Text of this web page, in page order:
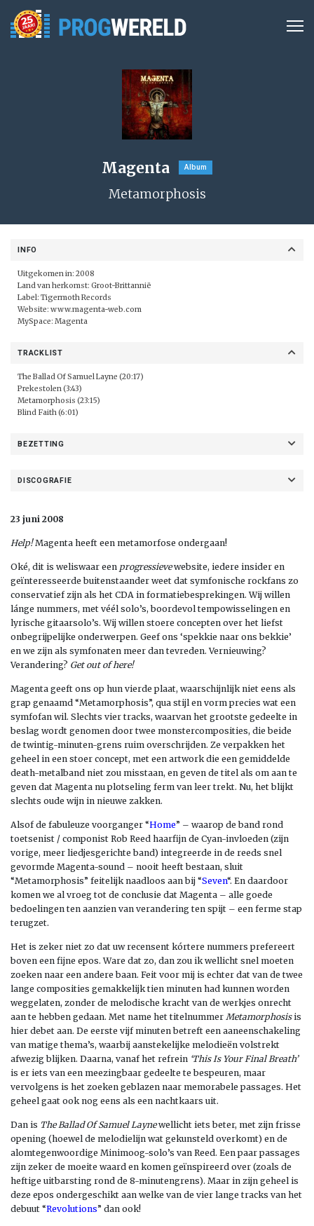
Magenta Album
Metamorphosis
INFO
Uitgekomen in: 2008
Land van herkomst: Groot-Brittannië
Label: Tigermoth Records
Website: www.magenta-web.com
MySpace: Magenta
TRACKLIST
The Ballad Of Samuel Layne (20:17)
Prekestolen (3:43)
Metamorphosis (23:15)
Blind Faith (6:01)
BEZETTING
DISCOGRAFIE
23 juni 2008
Help!Magenta heeft een metamorfose ondergaan!
Oké, dit is weliswaar een progressievewebsite, iedere insider en
geïnteresseerde buitenstaander weet dat symfonische rockfans zo
conservatief zijn als het CDA in formatiebesprekingen. Wij willen
lánge nummers, met véél solo’s, boordevol tempowisselingen en
lyrische gitaarsolo’s. Wij willen stoere concepten over het liefst
onbegrijpelijke onderwerpen. Geef ons ‘spekkie naar ons bekkie’
en we zijn als symfonaten meer dan tevreden. Vernieuwing?
Verandering? Get out of here!
Magenta geeft ons op hun vierde plaat, waarschijnlijk niet eens als
grap genaamd “Metamorphosis”, qua stijl en vorm precies wat een
symfofan wil. Slechts vier tracks, waarvan het grootste gedeelte in
beslag wordt genomen door twee monstercomposities, die beide
de twintig-minuten-grens ruim overschrijden. Ze verpakken het
geheel in een stoer concept, met een artwork die een gemiddelde
death-metalband niet zou misstaan, en geven de titel als om aan te
geven dat Magenta nu plotseling ferm van leer trekt. Nu, het blijkt
slechts oude wijn in nieuwe zakken.
Alsof de fabuleuze voorganger “Home” – waarop de band rond
toetsenist / componist Rob Reed haarfijn de Cyan-invloeden (zijn
vorige, meer liedjesgerichte band) integreerde in de reeds snel
gevormde Magenta-sound – nooit heeft bestaan, sluit
“Metamorphosis” feitelijk naadloos aan bij “Seven“. En daardoor
komen we al vroeg tot de conclusie dat Magenta – alle goede
bedoelingen ten aanzien van verandering ten spijt – een ferme stap
terugzet.
Het is zeker niet zo dat uw recensent kórtere nummers prefereert
boven een fijne epos. Ware dat zo, dan zou ik wellicht snel moeten
zoeken naar een andere baan. Feit voor mij is echter dat van de twee
lange composities gemakkelijk tien minuten had kunnen worden
weggelaten, zonder de melodische kracht van de werkjes onrecht
aan te hebben gedaan. Met name het titelnummer Metamorphosisis
hier debet aan. De eerste vijf minuten betreft een aaneenschakeling
van matige thema’s, waarbij aanstekelijke melodieën volstrekt
afwezig blijken. Daarna, vanaf het refrein ‘This Is Your Final Breath’
is er iets van een meezingbaar gedeelte te bespeuren, maar
vervolgens is het zoeken geblazen naar memorabele passages. Het
geheel gaat ook nog eens als een nachtkaars uit.
Dan is The Ballad Of Samuel Laynewellicht iets beter, met zijn frisse
opening (hoewel de melodielijn wat gekunsteld overkomt) en de
alomtegenwoordige Minimoog-solo’s van Reed. Een paar passages
zijn zeker de moeite waard en komen geïnspireerd over (zoals de
heftige uitbarsting rond de 8-minutengrens). Maar in zijn geheel is
deze epos ondergeschikt aan welke van de vier lange tracks van het
debuut “Revolutions” dan ook!